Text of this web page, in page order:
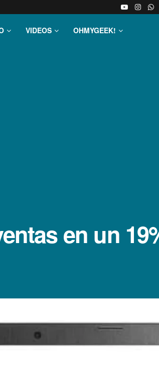
VIDEOS OHMYGEEK!
en un